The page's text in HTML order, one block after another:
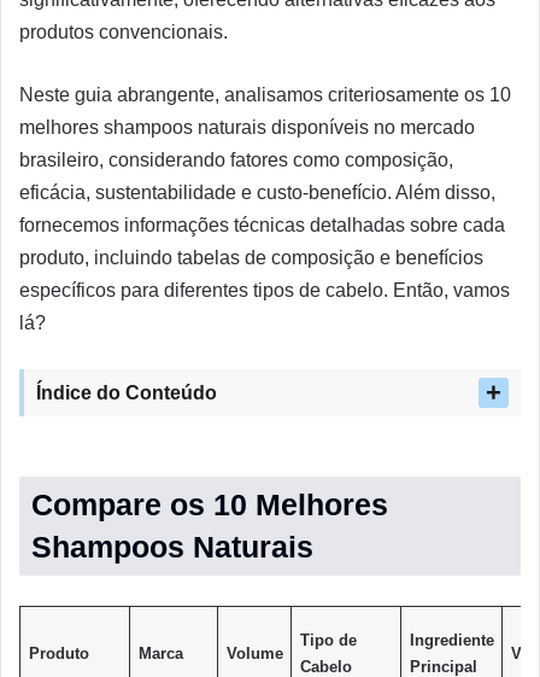
produtos convencionais.
Neste guia abrangente, analisamos criteriosamente os 10
melhores shampoos naturais disponíveis no mercado
brasileiro, considerando fatores como composição,
eficácia, sustentabilidade e custo-benefício. Além disso,
fornecemos informações técnicas detalhadas sobre cada
produto, incluindo tabelas de composição e benefícios
específicos para diferentes tipos de cabelo. Então, vamos
lá?
Índice do Conteúdo
Compare os 10 Melhores
Shampoos Naturais
Produto Marca Volume
Tipo de
Cabelo
Ingrediente
Principal